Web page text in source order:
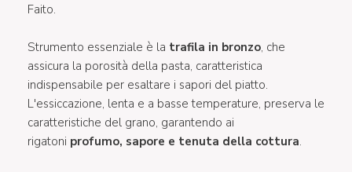
Faito.
Strumento essenziale è la trafila in bronzo, che
assicura la porosità della pasta, caratteristica
indispensabile per esaltare i sapori del piatto.
L'essiccazione, lenta e a basse temperature, preserva le
caratteristiche del grano, garantendo ai
rigatoni profumo, sapore e tenuta della cottura.